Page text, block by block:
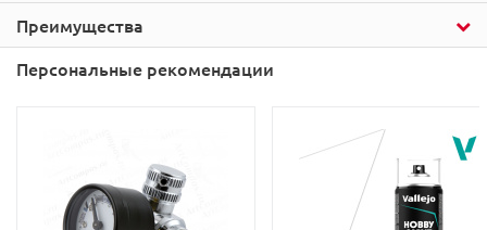
Преимущества
Персональные рекомендации